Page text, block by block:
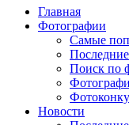
Главная
Фотографии
Cамые
Поиск по
Новости